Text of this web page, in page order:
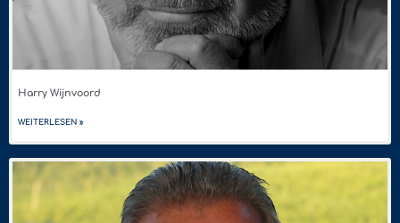
Harry Wijnvoord
WEITERLESEN »